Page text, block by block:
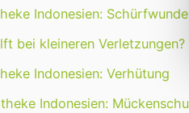
Indonesien:
bei kleineren Verletzungen?
Indonesien: Verhütung
Indonesien: